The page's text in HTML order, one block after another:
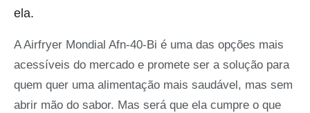
ela.
A Airfryer Mondial Afn-40-Bi é uma das opções mais
acessíveis do mercado e promete ser a solução para
quem quer uma alimentação mais saudável, mas sem
abrir mão do sabor. Mas será que ela cumpre o que